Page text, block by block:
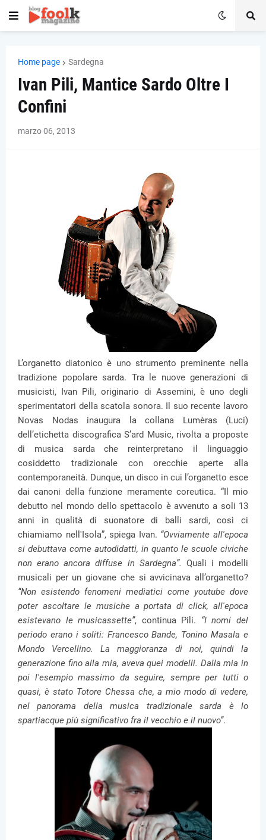
Home page Sardegna
Ivan Pili, Mantice Sardo Oltre I
Confini
marzo 06, 2013
L’organetto diatonico è uno strumento preminente nella
tradizione popolare sarda. Tra le nuove generazioni di
musicisti, Ivan Pili, originario di Assemini, è uno degli
sperimentatori della scatola sonora. Il suo recente lavoro
Novas Nodas inaugura la collana Lumèras (Luci)
dell’etichetta discografica S’ard Music, rivolta a proposte
di musica sarda che reinterpretano il linguaggio
cosiddetto tradizionale con orecchie aperte alla
contemporaneità. Dunque, un disco in cui l’organetto esce
dai canoni della funzione meramente coreutica. “Il mio
debutto nel mondo dello spettacolo è avvenuto a soli 13
anni in qualità di suonatore di balli sardi, così ci
chiamiamo nell'Isola”, spiega Ivan. “Ovviamente all'epoca
si debuttava come autodidatti, in quanto le scuole civiche
non erano ancora diffuse in Sardegna”. Quali i modelli
musicali per un giovane che si avvicinava all’organetto?
“Non esistendo fenomeni mediatici come youtube dove
poter ascoltare le musiche a portata di click, all'epoca
esistevano le musicassette”, continua Pili. “I nomi del
periodo erano i soliti: Francesco Bande, Tonino Masala e
Mondo Vercellino. La maggioranza di noi, quindi la
generazione fino alla mia, aveva quei modelli. Dalla mia in
poi l'esempio massimo da seguire, sempre per tutti o
quasi, è stato Totore Chessa che, a mio modo di vedere,
nel panorama della musica tradizionale sarda è lo
spartiacque più significativo fra il vecchio e il nuovo”.